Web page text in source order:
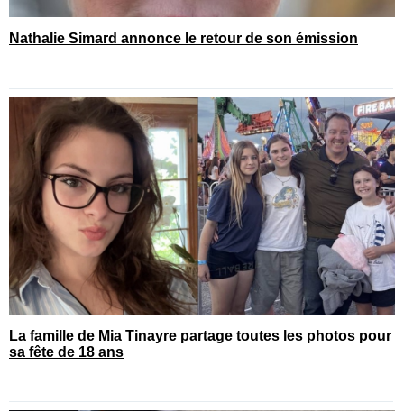
Nathalie Simard annonce le retour de son émission
La famille de Mia Tinayre partage toutes les photos pour
sa fête de 18 ans